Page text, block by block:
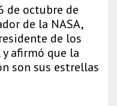
de octubre de
de la NASA,
de los
y afirmó que la
son sus estrellas